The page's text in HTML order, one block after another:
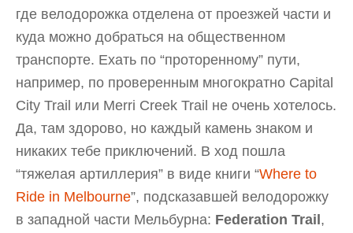
где велодорожка отделена от проезжей части и
куда можно добраться на общественном
транспорте. Ехать по “проторенному” пути,
например, по проверенным многократно Capital
City Trail или Merri Creek Trail не очень хотелось.
Да, там здорово, но каждый камень знаком и
никаких тебе приключений. В ход пошла
“тяжелая артиллерия” в виде книги “Where to
Ride in Melbourne”, подсказавшей велодорожку
в западной части Мельбурна: Federation Trail,